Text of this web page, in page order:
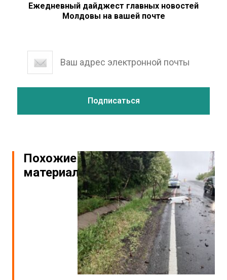
Ежедневный дайджест главных новостей
Молдовы на вашей почте
Похожие
материалы